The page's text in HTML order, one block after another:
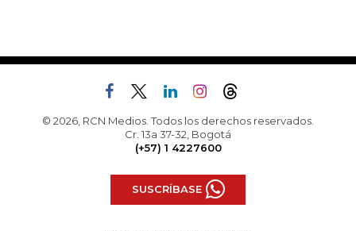
© 2026, RCN Medios. Todos los derechos reservados.
Cr. 13a 37-32, Bogotá
(+57) 1 4227600
SUSCRÍBASE